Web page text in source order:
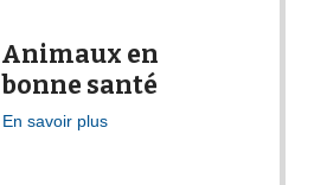
Animaux en
bonne santé
En savoir plus